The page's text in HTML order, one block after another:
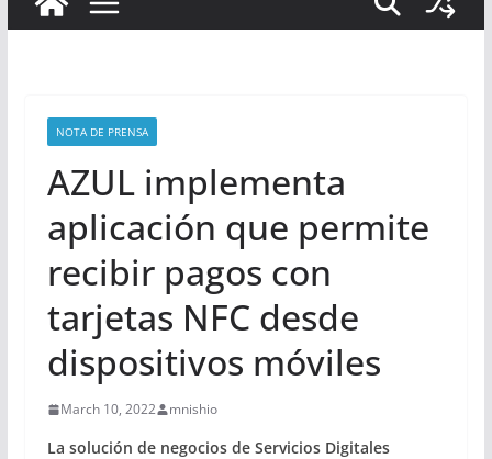
NOTA DE PRENSA
AZUL implementa
aplicación que permite
recibir pagos con
tarjetas NFC desde
dispositivos móviles
March 10, 2022 mnishio
La solución de negocios de Servicios Digitales